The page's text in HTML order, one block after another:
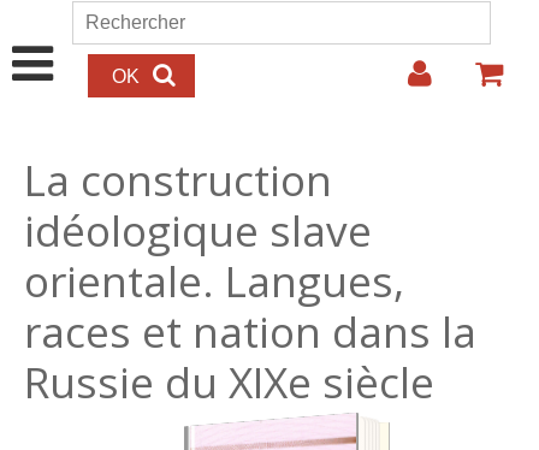
Aller au contenu principal
Formulaire de recherche
Rechercher
La construction
idéologique slave
orientale. Langues,
races et nation dans la
Russie du XIXe siècle